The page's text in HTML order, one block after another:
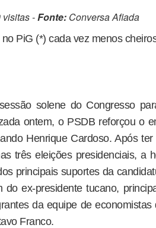
visitas -Fonte: Conversa Afiada
no PiG (*) cada vez menos
solene do Congresso
ontem, o PSDB reforçou o
Henrique Cardoso. Após
três eleições presidenciais, a
principais suportes da
do ex-presidente tucano,
da equipe de
Franco.